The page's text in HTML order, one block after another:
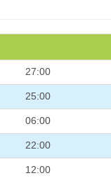
27:00
25:00
06:00
22:00
12:00